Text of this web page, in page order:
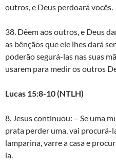
outros, e Deus perdoará vocês.
38. Dêem aos outros, e Deus
as bênçãos que ele lhes dará
poderão segurá-las nas suas
usarem para medir os outros
Lucas 15:8-10 (NTLH)
8. Jesus continuou: – Se uma
prata perder uma, vai procurá-
lamparina, varre a casa e
la.